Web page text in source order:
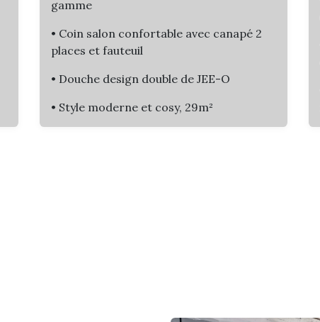
gamme
• Coin salon confortable avec canapé 2
places et fauteuil
• Douche design double de JEE-O
• Style moderne et cosy, 29m²